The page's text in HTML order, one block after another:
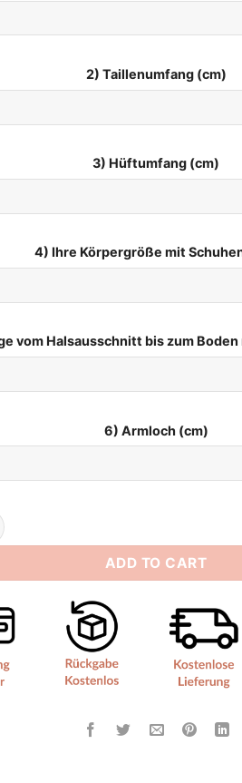
2) Taillenumfang (cm)
3) Hüftumfang (cm)
4) Ihre Körpergröße mit
vom Halsausschnitt bis zum
6) Armloch (cm)
Brautkleid Trägerlos quantity
ADD TO CART